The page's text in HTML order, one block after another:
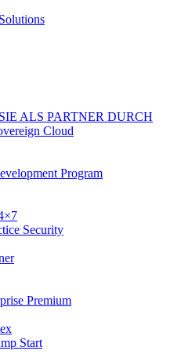
ALS PARTNER DURCH
Cloud
Program
Security
Premium
Start